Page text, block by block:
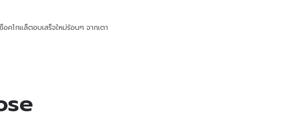
โกแล็ตอบเสร็จใหม่ร้อนๆ จากเตา